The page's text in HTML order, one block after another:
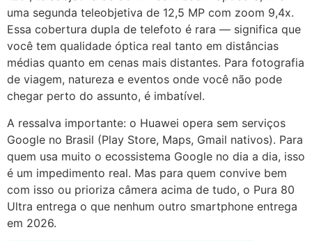
uma segunda teleobjetiva de 12,5 MP com zoom 9,4x.
Essa cobertura dupla de telefoto é rara — significa que
você tem qualidade óptica real tanto em distâncias
médias quanto em cenas mais distantes. Para fotografia
de viagem, natureza e eventos onde você não pode
chegar perto do assunto, é imbatível.
A ressalva importante: o Huawei opera sem serviços
Google no Brasil (Play Store, Maps, Gmail nativos). Para
quem usa muito o ecossistema Google no dia a dia, isso
é um impedimento real. Mas para quem convive bem
com isso ou prioriza câmera acima de tudo, o Pura 80
Ultra entrega o que nenhum outro smartphone entrega
em 2026.